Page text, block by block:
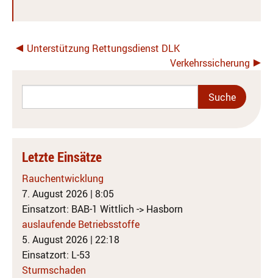
Unterstützung Rettungsdienst DLK
Verkehrssicherung
Letzte Einsätze
Rauchentwicklung
7. August 2026 | 8:05
Einsatzort: BAB-1 Wittlich -> Hasborn
auslaufende Betriebsstoffe
5. August 2026 | 22:18
Einsatzort: L-53
Sturmschaden